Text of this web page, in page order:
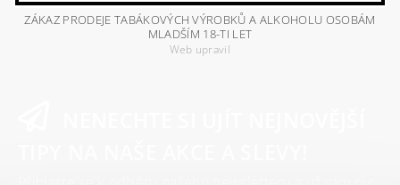
ZÁKAZ PRODEJE TABÁKOVÝCH VÝROBKŮ A ALKOHOLU OSOBÁM
MLADŠÍM 18-TI LET
Web upravil